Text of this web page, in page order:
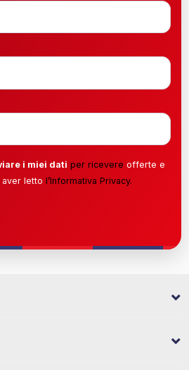
i miei dati per ricevere offerte e
letto l’Informativa Privacy.